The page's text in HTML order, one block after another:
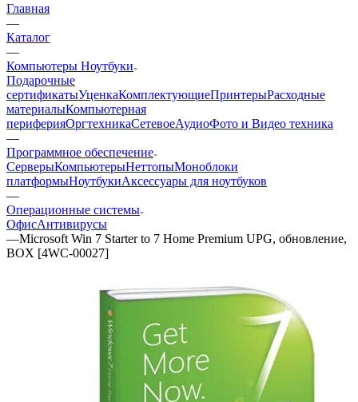
Главная
—
Каталог
—
Компьютеры Ноутбуки
Подарочные
сертификатыУценкаКомплектующиеПринтерыРасходные
материалыКомпьютерная
периферияОргтехникаСетевоеАудиоФото и Видео техника
—
Программное обеспечение
СерверыКомпьютерыНеттопыМоноблоки
платформыНоутбукиАксессуары для ноутбуков
—
Операционные системы
ОфисАнтивирусы
—Microsoft Win 7 Starter to 7 Home Premium UPG, обновление,
BOX [4WC-00027]